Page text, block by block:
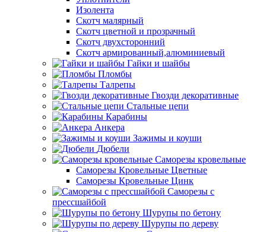
Изолента
Скотч малярный
Скотч цветной и прозрачный
Скотч двухсторонний
Скотч армированный,алюминиевый
Гайки и шайбы
Пломбы
Талрепы
Гвозди декоративные
Стальные цепи
Карабины
Анкера
Зажимы и коуши
Дюбели
Саморезы кровельные
Саморезы Кровельные Цветные
Саморезы Кровельные Цинк
Саморезы с
прессшайбой
Шурупы по бетону
Шурупы по дереву